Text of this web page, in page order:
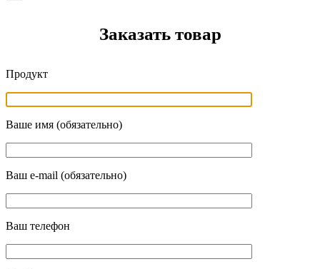
Заказать товар
Продукт
Ваше имя (обязательно)
Ваш e-mail (обязательно)
Ваш телефон